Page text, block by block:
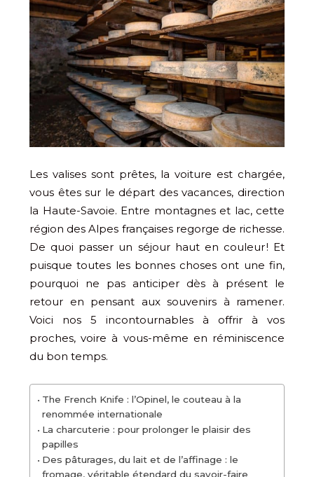
Les valises sont prêtes, la voiture est chargée,
vous êtes sur le départ des vacances, direction
la Haute-Savoie. Entre montagnes et lac, cette
région des Alpes françaises regorge de richesse.
De quoi passer un séjour haut en couleur ! Et
puisque toutes les bonnes choses ont une fin,
pourquoi ne pas anticiper dès à présent le
retour en pensant aux souvenirs à ramener.
Voici nos 5 incontournables à offrir à vos
proches, voire à vous-même en réminiscence
du bon temps.
The French Knife : l’Opinel, le couteau à la
renommée internationale
La charcuterie : pour prolonger le plaisir des
papilles
Des pâturages, du lait et de l’affinage : le
fromage, véritable étendard du savoir-faire